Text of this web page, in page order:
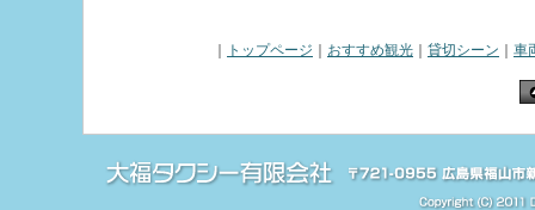
｜ トップページ ｜ おすすめ観光 ｜ 貸切シーン ｜ 車